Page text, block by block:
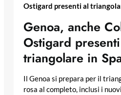
Ostigard presenti al
Genoa, anche
Ostigard
triangolare in
Il Genoa si prepara per il
rosa al completo, inclusi i